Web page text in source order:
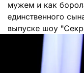
мужем и как
единственного
выпуске шоу